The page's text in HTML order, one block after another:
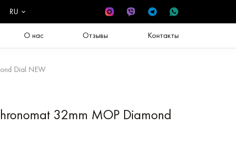
RU
О нас Отзывы Контакты
Dial NEW
32mm MOP Diamond